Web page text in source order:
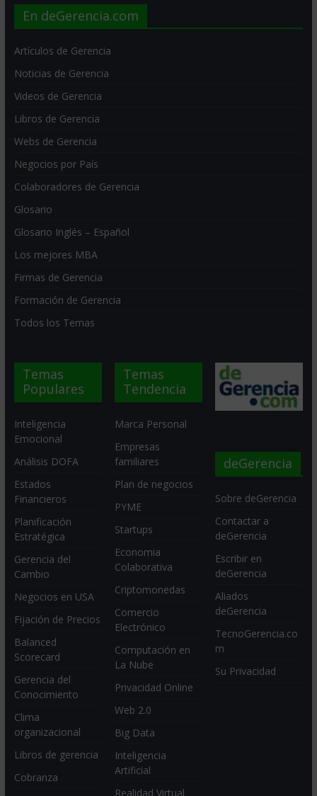
En deGerencia.com
Artículos de Gerencia
Noticias de Gerencia
Videos de Gerencia
Libros de Gerencia
Webs de Gerencia
Negocios por País
Colaboradores de Gerencia
Glosario
Glosario Inglés – Español
Los mejores MBA
Firmas de Gerencia
Formación de Gerencia
Todos los Temas
Temas
Populares
Inteligencia
Emocional
Análisis DOFA
Estados
Financieros
Planificación
Estratégica
Gerencia del
Cambio
Negocios en USA
Fijación de Precios
Balanced
Scorecard
Gerencia del
Conocimiento
Clima
organizacional
Libros de gerencia
Cobranza
Temas
Tendencia
Marca Personal
Empresas
familiares
Plan de negocios
PYME
Startups
Economia
Colaborativa
Criptomonedas
Comercio
Electrónico
Computación en
La Nube
Privacidad Online
Web 2.0
Big Data
Inteligencia
Artificial
Realidad Virtual
deGerencia
Sobre deGerencia
Contactar a
deGerencia
Escribir en
deGerencia
Aliados
deGerencia
TecnoGerencia.co
m
Su Privacidad